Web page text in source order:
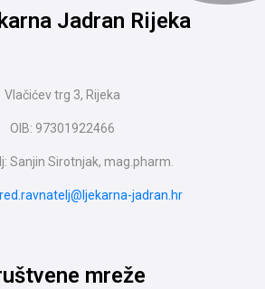
Jadran Rijeka
Vlačićev trg 3, Rijeka
OIB: 97301922466
Sanjin Sirotnjak, mag.pharm.
jadran.hr
mreže